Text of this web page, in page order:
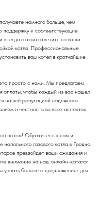
намного больше, чем
поддержку и соответствующие
готова ответить на ваши
котла. Профессиональные
ваш котел в кратчайшие
просто с нами. Мы предлагаем
оплаты, чтобы каждый из вас нашел
нашей репутацией надежного
и честность во всех аспектах
потом! Обратитесь к нам и
газового котла в Гродно.
превзойдет ваши ожидания и
внимание на наш онлайн-каталог
узнать больше о предложениях для